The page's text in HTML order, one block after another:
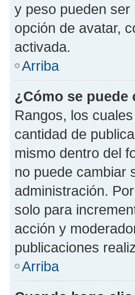
y peso pueden
opción de avatar,
activada.
Arriba
¿Cómo se puede
Rangos, los
cantidad de
mismo dentro del
no puede cambiar
administración.
solo para
acción y
publicaciones
Arriba